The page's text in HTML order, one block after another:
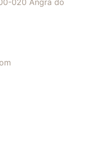
020 Angra do